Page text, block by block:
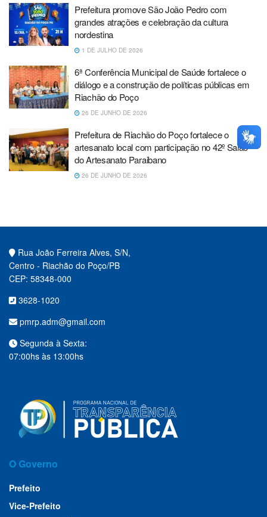
Prefeitura promove São João Pedro com
grandes atrações e celebração da cultura
nordestina
1 DE JULHO DE 2026
6ª Conferência Municipal de Saúde fortalece o
diálogo e a construção de políticas públicas em
Riachão do Poço
26 DE JUNHO DE 2026
Prefeitura de Riachão do Poço fortalece o
artesanato local com participação no 42º Salão
do Artesanato Paraibano
26 DE JUNHO DE 2026
Rua João Ferreira Alves, S/N,
Centro - Riachão do Poço/PB
CEP: 58348-000
3628-1020
pmrp.adm@gmail.com
Segunda à Sexta:
07:00hs às 13:00hs
O Governo
Prefeito
Vice-Prefeito